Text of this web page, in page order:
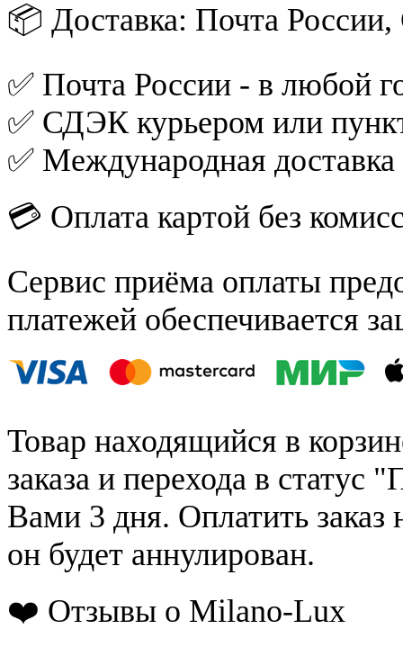
📦 Доставка: Почта
✅ Почта России - в любой
✅ СДЭК курьером или
✅ Международная
💳 Оплата картой без
Сервис приёма оплаты
платежей обеспечивается
Товар находящийся в
заказа и перехода в статус
Вами 3 дня. Оплатить заказ
он будет аннулирован.
❤️ Отзывы о Milano-Lux